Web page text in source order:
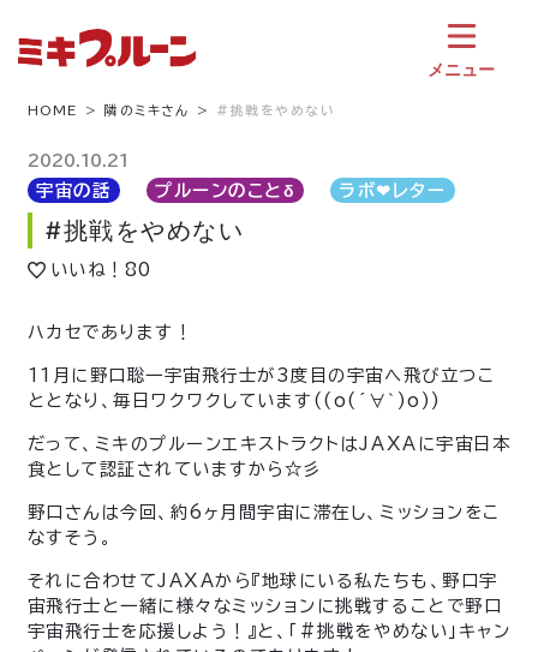
メニュー
HOME 隣のミキさん #挑戦をやめない
2020.10.21
宇宙の話 プルーンのことδ ラボ❤︎レター
#挑戦をやめない
いいね！ 80
ハカセであります！
11月に野口聡一宇宙飛行士が3度目の宇宙へ飛び立つこ
ととなり、毎日ワクワクしています ((o(´∀｀)o))
だって、ミキのプルーンエキストラクトはJAXAに宇宙日本
食として認証されていますから☆彡
野口さんは今回、約6ヶ月間宇宙に滞在し、ミッションをこ
なすそう。
それに合わせてJAXAから『地球にいる私たちも、野口宇
宙飛行士と一緒に様々なミッションに挑戦することで野口
宇宙飛行士を応援しよう！』と、「#挑戦をやめない」キャン